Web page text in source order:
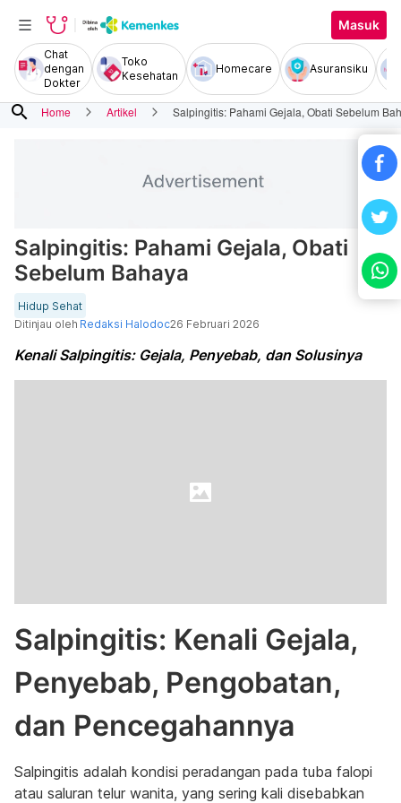
Masuk
Chat
dengan
Dokter
Toko
Kesehatan
Homecare Asuransiku
search Home Artikel Salpingitis: Pahami Gejala, Obati Sebelum
Salpingitis: Pahami Gejala, Obati
Sebelum Bahaya
Hidup Sehat
Ditinjau oleh Redaksi Halodoc26 Februari 2026
Kenali Salpingitis: Gejala, Penyebab, dan Solusinya
Salpingitis: Kenali Gejala,
Penyebab, Pengobatan,
dan Pencegahannya
Salpingitis adalah kondisi peradangan pada tuba falopi
atau saluran telur wanita, yang sering kali disebabkan